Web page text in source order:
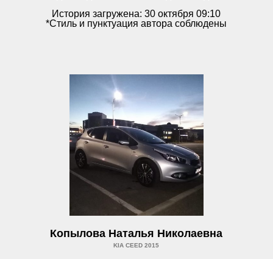
История загружена: 30 октября 09:10
*Стиль и пунктуация автора соблюдены
Копылова Наталья Николаевна
KIA CEED 2015